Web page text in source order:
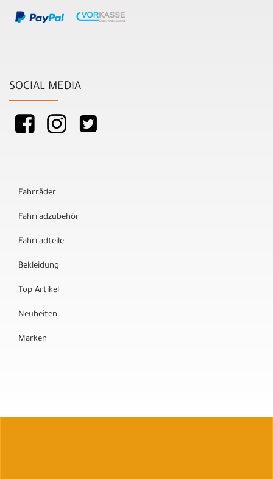
SOCIAL MEDIA
Fahrräder
Fahrradzubehör
Fahrradteile
Bekleidung
Top Artikel
Neuheiten
Marken